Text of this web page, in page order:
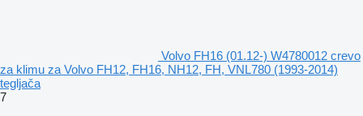
Volvo FH16 (01.12-) W4780012 crevo
za klimu za Volvo FH12, FH16, NH12, FH, VNL780 (1993-2014)
tegljača
7